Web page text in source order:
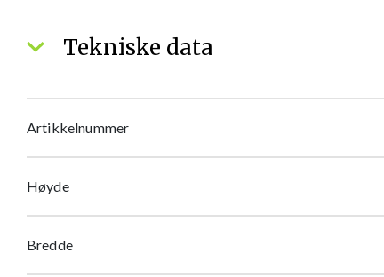
Tekniske data
Artikkelnummer
Høyde
Bredde